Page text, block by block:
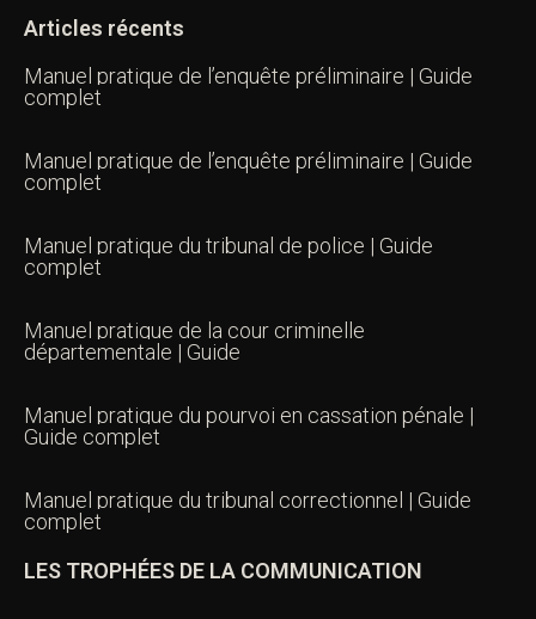
Articles récents
Manuel pratique de l’enquête préliminaire | Guide
complet
Manuel pratique de l’enquête préliminaire | Guide
complet
Manuel pratique du tribunal de police | Guide
complet
Manuel pratique de la cour criminelle
départementale | Guide
Manuel pratique du pourvoi en cassation pénale |
Guide complet
Manuel pratique du tribunal correctionnel | Guide
complet
LES TROPHÉES DE LA COMMUNICATION